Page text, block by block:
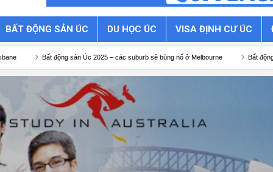
BẤT ĐỘNG SẢN ÚC DU HỌC ÚC VISA ĐỊNH CƯ ÚC
sản Úc 2025 – các suburb sẽ bùng nổ ở Melbourne Bất động sản Úc 2025 –